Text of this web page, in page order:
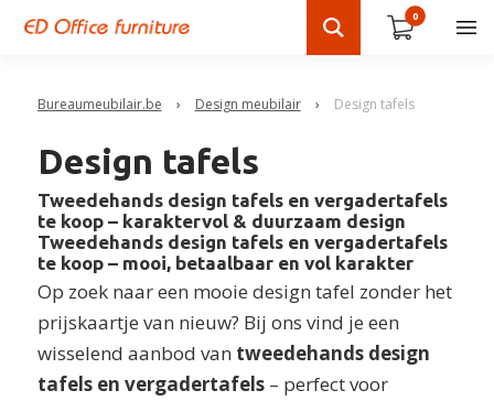
0
Bureaumeubilair.be › Design meubilair › Design tafels
Design tafels
Tweedehands design tafels en vergadertafels
te koop – karaktervol & duurzaam design
Tweedehands design tafels en vergadertafels
te koop – mooi, betaalbaar en vol karakter
Op zoek naar een mooie design tafel zonder het
prijskaartje van nieuw? Bij ons vind je een
wisselend aanbod van tweedehands design
tafels en vergadertafels– perfect voor